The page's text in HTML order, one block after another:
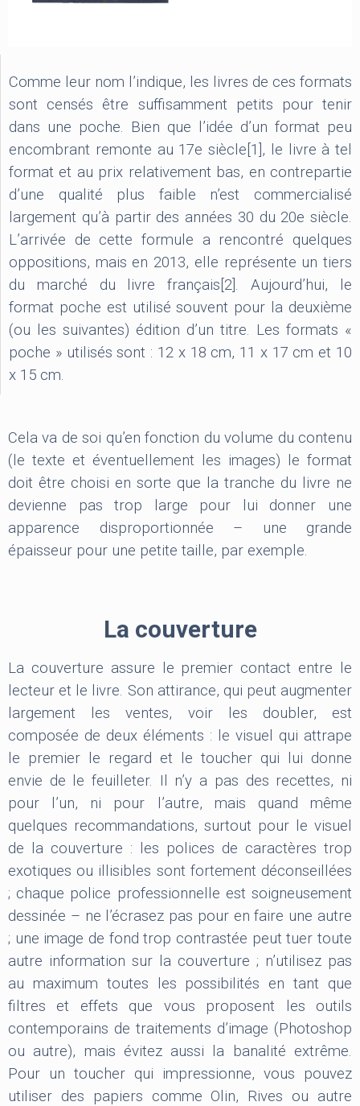
Comme leur nom l’indique, les livres de ces formats
sont censés être suffisamment petits pour tenir
dans une poche. Bien que l’idée d’un format peu
encombrant remonte au 17e siècle[1], le livre à tel
format et au prix relativement bas, en contrepartie
d’une qualité plus faible n’est commercialisé
largement qu’à partir des années 30 du 20e siècle.
L’arrivée de cette formule a rencontré quelques
oppositions, mais en 2013, elle représente un tiers
du marché du livre français[2]. Aujourd’hui, le
format poche est utilisé souvent pour la deuxième
(ou les suivantes) édition d’un titre. Les formats «
poche » utilisés sont : 12 x 18 cm, 11 x 17 cm et 10
x 15 cm.
Cela va de soi qu’en fonction du volume du contenu
(le texte et éventuellement les images) le format
doit être choisi en sorte que la tranche du livre ne
devienne pas trop large pour lui donner une
apparence disproportionnée – une grande
épaisseur pour une petite taille, par exemple.
La couverture
La couverture assure le premier contact entre le
lecteur et le livre. Son attirance, qui peut augmenter
largement les ventes, voir les doubler, est
composée de deux éléments : le visuel qui attrape
le premier le regard et le toucher qui lui donne
envie de le feuilleter. Il n’y a pas des recettes, ni
pour l’un, ni pour l’autre, mais quand même
quelques recommandations, surtout pour le visuel
de la couverture : les polices de caractères trop
exotiques ou illisibles sont fortement déconseillées
; chaque police professionnelle est soigneusement
dessinée – ne l’écrasez pas pour en faire une autre
; une image de fond trop contrastée peut tuer toute
autre information sur la couverture ; n’utilisez pas
au maximum toutes les possibilités en tant que
filtres et effets que vous proposent les outils
contemporains de traitements d’image (Photoshop
ou autre), mais évitez aussi la banalité extrême.
Pour un toucher qui impressionne, vous pouvez
utiliser des papiers comme Olin, Rives ou autre